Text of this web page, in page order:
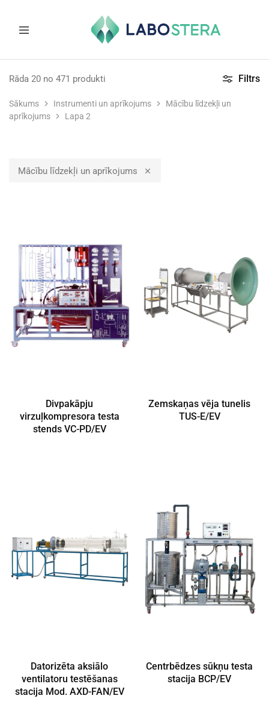
un
medicīnas
Sākums Instrumenti un aprīkojums
Mācību līdzekļi un
aprīkojums
Lapa 2
Filtrs
Rāda 20 no 471 produkti
Mācību līdzekļi un aprīkojums
Divpakāpju
virzuļkompresora testa
stends VC-PD/EV
Zemskaņas vēja tunelis
TUS-E/EV
Datorizēta aksiālo
ventilatoru testēšanas
stacija Mod. AXD-FAN/EV
Centrbēdzes sūkņu testa
stacija BCP/EV